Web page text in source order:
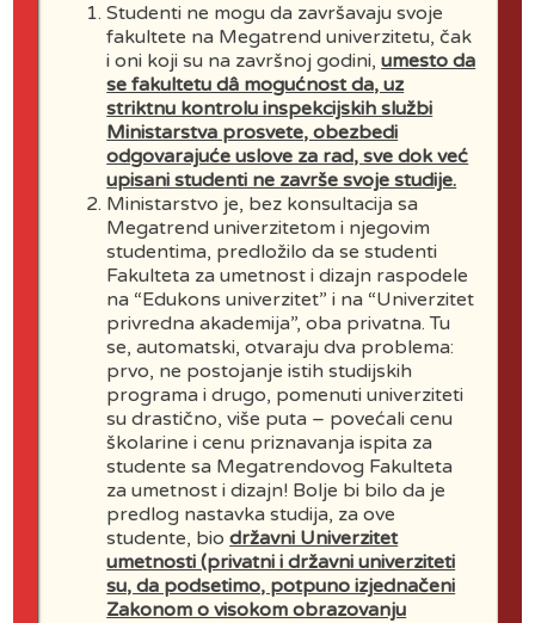
Studenti ne mogu da završavaju svoje
fakultete na Megatrend univerzitetu, čak
i oni koji su na završnoj godini,umesto da
se fakultetu dâ mogućnost da, uz
striktnu kontrolu inspekcijskih službi
Ministarstva prosvete, obezbedi
odgovarajuće uslove za rad, sve dok već
upisani studenti ne završe svoje studije.
Ministarstvo je, bez konsultacija sa
Megatrend univerzitetom i njegovim
studentima, predložilo da se studenti
Fakulteta za umetnost i dizajn raspodele
na “Edukons univerzitet” i na “Univerzitet
privredna akademija”, oba privatna. Tu
se, automatski, otvaraju dva problema:
prvo, ne postojanje istih studijskih
programa i drugo, pomenuti univerziteti
su drastično, više puta – povećali cenu
školarine i cenu priznavanja ispita za
studente sa Megatrendovog Fakulteta
za umetnost i dizajn! Bolje bi bilo da je
predlog nastavka studija, za ove
studente, biodržavni Univerzitet
umetnosti (privatni i državni univerziteti
su, da podsetimo, potpuno izjednačeni
Zakonom o visokom obrazovanju